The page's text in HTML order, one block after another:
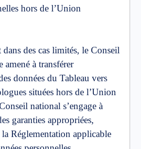
hors de l’Union
des cas limités, le Conseil
amené à transférer
données du Tableau vers
situées hors de l’Union
national s’engage à
garanties appropriées,
Réglementation applicable